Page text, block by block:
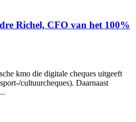
Richel, CFO van het 100%
kmo die digitale cheques uitgeeft
cultuurcheques). Daarnaast